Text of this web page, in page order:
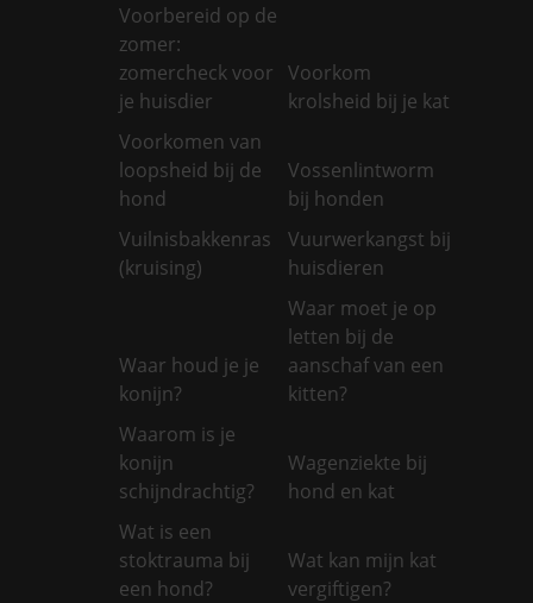
Voorbereid op de
zomer:
zomercheck voor
je huisdier
Voorkom
krolsheid bij je kat
Voorkomen van
loopsheid bij de
hond
Vossenlintworm
bij honden
Vuilnisbakkenras
(kruising)
Vuurwerkangst bij
huisdieren
Waar houd je je
konijn?
Waar moet je op
letten bij de
aanschaf van een
kitten?
Waarom is je
konijn
schijndrachtig?
Wagenziekte bij
hond en kat
Wat is een
stoktrauma bij
een hond?
Wat kan mijn kat
vergiftigen?